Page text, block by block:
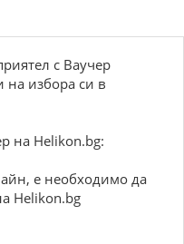
с Ваучер
на избора си в
на Helikon.bg:
е необходимо да
Helikon.bg